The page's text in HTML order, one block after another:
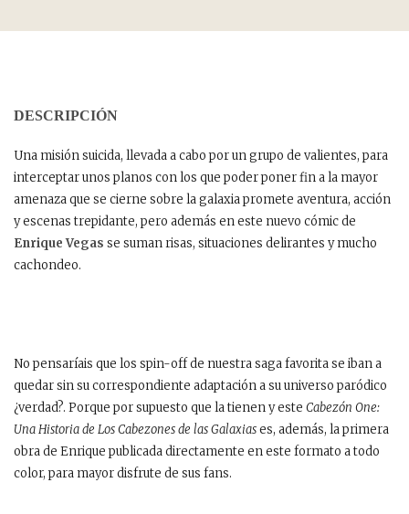
DESCRIPCIÓN
Una misión suicida, llevada a cabo por un grupo de valientes, para
interceptar unos planos con los que poder poner fin a la mayor
amenaza que se cierne sobre la galaxia promete aventura, acción
y escenas trepidante, pero además en este nuevo cómic de
Enrique Vegas se suman risas, situaciones delirantes y mucho
cachondeo.
No pensaríais que los spin-off de nuestra saga favorita se iban a
quedar sin su correspondiente adaptación a su universo paródico
¿verdad?. Porque por supuesto que la tienen y este Cabezón One:
Una Historia de Los Cabezones de las Galaxiases, además, la primera
obra de Enrique publicada directamente en este formato a todo
color, para mayor disfrute de sus fans.